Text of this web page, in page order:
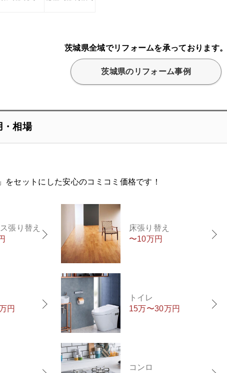
茨城県全域でリフォームを承っております。
茨城県のリフォーム事例
・相場
をセットにした安心のコミコミ価格です！
張り替え
床張り替え
〜10万円
円
トイレ
15万〜30万円
コンロ